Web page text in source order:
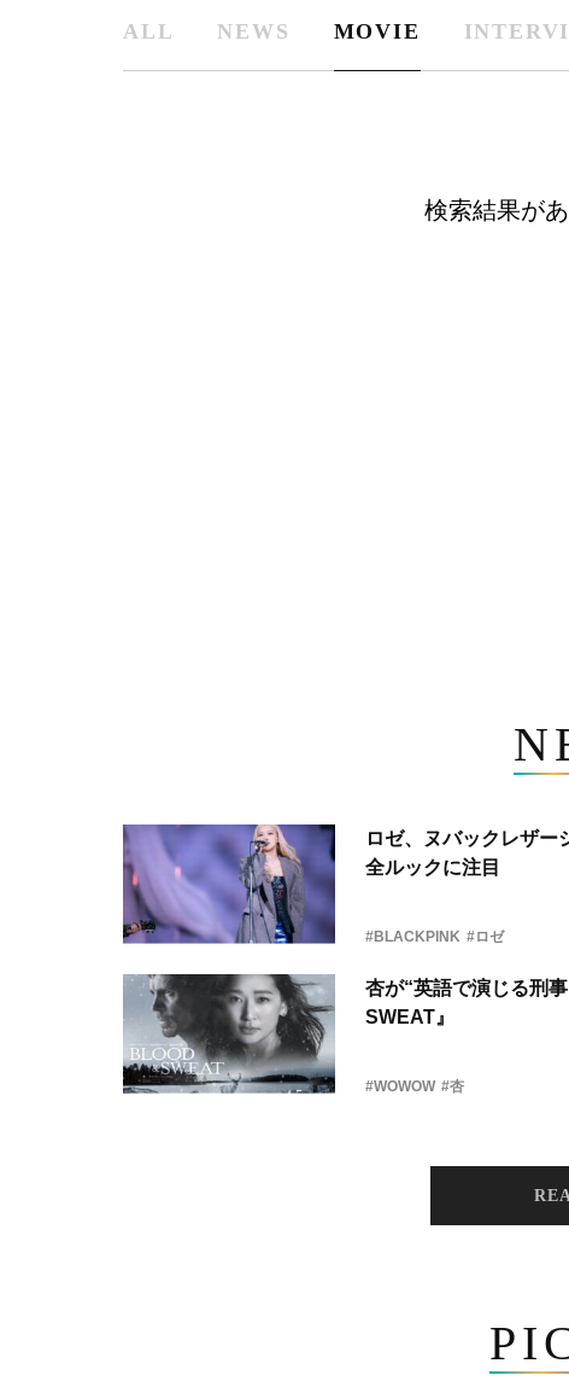
ALL NEWS MOVIE
検索結果が
ロゼ、ヌバックレザ
全ルックに注目
#BLACKPINK #ロゼ
杏が“英語で演じる刑
SWEAT』
#WOWOW #杏